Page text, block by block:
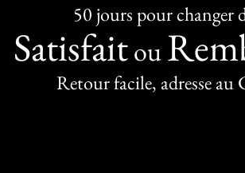
50 jours pour changer
Satisfaitou
Retour facile, adresse au